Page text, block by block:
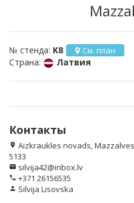
№ стенда: K8 См. план
Страна: Латвия
Контакты
location_on Aizkraukles novads,
5133
email silvija42@inbox.lv
phone +371 26156535
person Silvija Lisovska